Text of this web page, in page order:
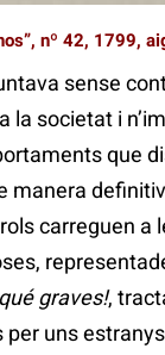
nº 42, 1799,
sense
societat i
que
carreguen a
graves!,
uns